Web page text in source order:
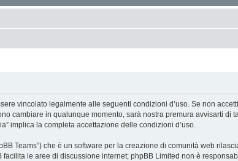
vincolato legalmente alle seguenti condizioni d’uso. Se non
cambiare in qualunque momento, sarà nostra premura avvisarti di
implica la completa accettazione delle condizioni d’uso.
Teams”) che è un software per la creazione di comunità web
facilita le aree di discussione internet; phpBB Limited non è